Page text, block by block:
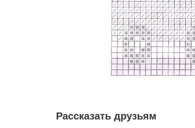
Рассказать друзьям